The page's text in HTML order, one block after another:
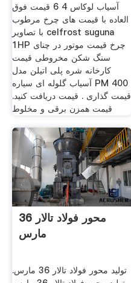
آسیاب لوکاس 4 6 قیمت فوق
العاده با قیمت های چرخ مرطوب
با تصاویر celfrost suguna
1HP چرخ قیمت موتور در چنای
سنگ شکن مخروطی قیمت
کارخانه شره پلی اتیلن مدل
آسیاب گلوله ای سیاره PM 400
قیمت گذاری . قیمت دریافت کنید.
قیمت همزن برقی و مخلوط
محور فولاد تالار 36
مارس
تولید محور فولاد تالار 36 مارس.